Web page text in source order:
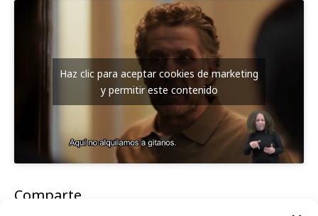
Haz clic para aceptar cookies de marketing
y permitir este contenido
Comparte